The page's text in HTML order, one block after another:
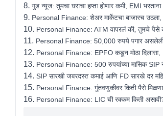
8. गुड न्यूज: तुमचा घराचा हप्ता होणार कमी, EMI
9. Personal Finance: शेअर मार्केटचा बाजारच उठला,
10. Personal Finance: ATM वापरलं की, तुमचे पैसे
11. Personal Finance: 50,000 रुपये पगार असलेली
12. Personal Finance: EPFO कडून मोठा
13. Personal Finance: 500 रुपयांच्या मासिक SIP
14. SIP सारखी जबरदस्त कमाई आणि FD सारखे दर
15. Personal Finance: गुंतवणुकीवर किती पैसे मिळणार
16. Personal Finance: LIC ची रक्कम किती असावी?